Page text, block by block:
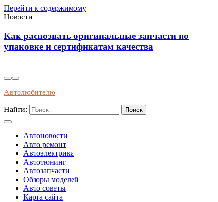
Перейти к содержимому
Новости
Инновационные решения для
самовосстанавливающейся электропроводки в
Автолюбителю
Найти:
Автоновости
Авто ремонт
Автоэлектрика
Автотюнинг
Автозапчасти
Обзоры моделей
Авто советы
Карта сайта